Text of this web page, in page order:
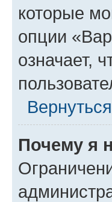
которые
опции
означает,
Почему я